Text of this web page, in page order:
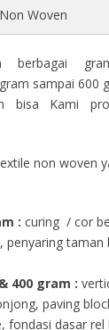
Woven
berbagai
sampai 600
bisa Kami
non woven
: curing / cor
penyaring
400 gram :
paving
fondasi dasar